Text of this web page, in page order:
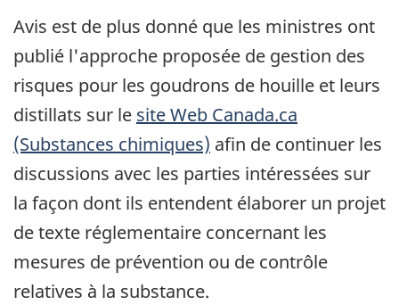
Avis est de plus donné que les ministres ont
publié l'approche proposée de gestion des
risques pour les goudrons de houille et leurs
distillats sur le site Web Canada.ca
(Substances chimiques) afin de continuer les
discussions avec les parties intéressées sur
la façon dont ils entendent élaborer un projet
de texte réglementaire concernant les
mesures de prévention ou de contrôle
relatives à la substance.